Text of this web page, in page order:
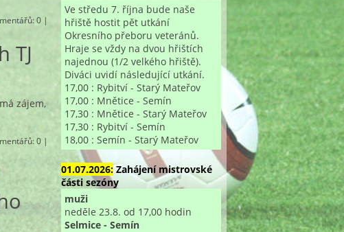
: 0 |
TJ
zájem,
: 0 |
Ve středu 7. října bude naše
hřiště hostit pět utkání
Okresního přeboru veteránů.
Hraje se vždy na dvou hřištích
najednou (1/2 velkého hřiště).
Diváci uvidí následující utkání.
17,00 : Rybitví - Starý Mateřov
17,00 : Mnětice - Semín
17,30 : Mnětice - Starý Mateřov
17,30 : Rybitví - Semín
18,00 : Semín - Starý Mateřov
01.07.2026: Zahájení mistrovské
části sezóny
muži
neděle 23.8. od 17,00 hodin
Selmice - Semín